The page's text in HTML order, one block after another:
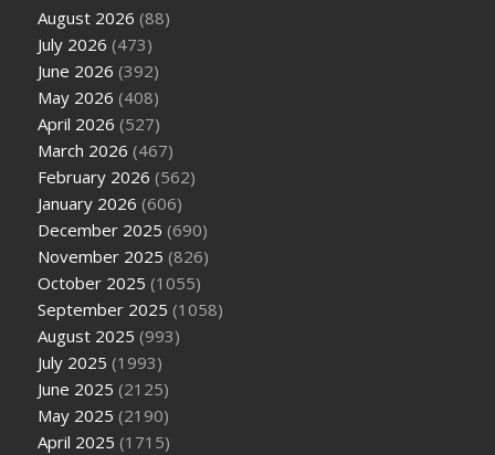
August 2026 (88)
July 2026 (473)
June 2026 (392)
May 2026 (408)
April 2026 (527)
March 2026 (467)
February 2026 (562)
January 2026 (606)
December 2025 (690)
November 2025 (826)
October 2025 (1055)
September 2025 (1058)
August 2025 (993)
July 2025 (1993)
June 2025 (2125)
May 2025 (2190)
April 2025 (1715)